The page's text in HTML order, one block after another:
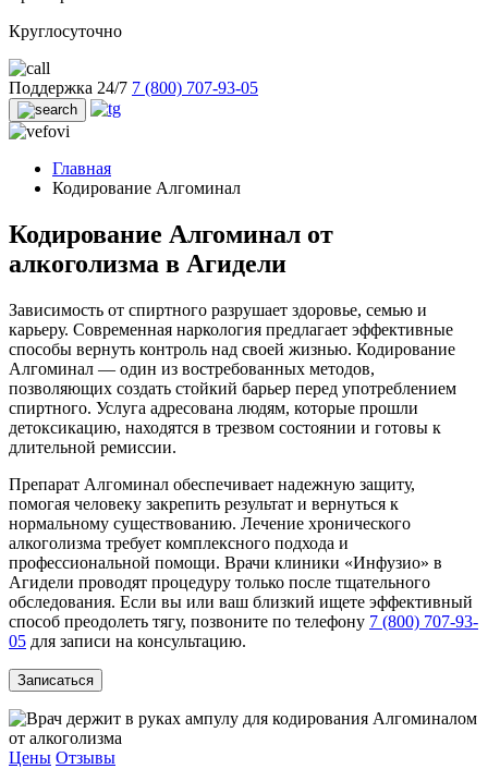
Круглосуточно
Поддержка 24/7 7 (800) 707-93-05
Главная
Кодирование Алгоминал
Кодирование Алгоминал от
алкоголизма в Агидели
Зависимость от спиртного разрушает здоровье, семью и
карьеру. Современная наркология предлагает эффективные
способы вернуть контроль над своей жизнью. Кодирование
Алгоминал — один из востребованных методов,
позволяющих создать стойкий барьер перед употреблением
спиртного. Услуга адресована людям, которые прошли
детоксикацию, находятся в трезвом состоянии и готовы к
длительной ремиссии.
Препарат Алгоминал обеспечивает надежную защиту,
помогая человеку закрепить результат и вернуться к
нормальному существованию. Лечение хронического
алкоголизма требует комплексного подхода и
профессиональной помощи. Врачи клиники «Инфузио» в
Агидели проводят процедуру только после тщательного
обследования. Если вы или ваш близкий ищете эффективный
способ преодолеть тягу, позвоните по телефону 7 (800) 707-93-
05 для записи на консультацию.
Записаться
Цены Отзывы